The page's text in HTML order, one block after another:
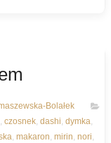
Bolałek
, czosnek, dashi, dymka,
, makaron, mirin, nori,